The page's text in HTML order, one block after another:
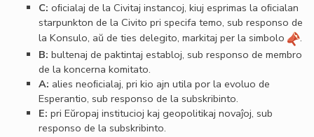
C: oﬁcialaj de la Civitaj instancoj, kiuj esprimas la oﬁcialan
starpunkton de la Civito pri specifa temo, sub responso de
la Konsulo, aŭ de ties delegito, markitaj per la simbolo
.
B: bultenaj de paktintaj establoj, sub responso de membro
de la koncerna komitato.
A: alies neoﬁcialaj, pri kio ajn utila por la evoluo de
Esperantio, sub responso de la subskribinto.
E: pri Eŭropaj institucioj kaj geopolitikaj novaĵoj, sub
responso de la subskribinto.